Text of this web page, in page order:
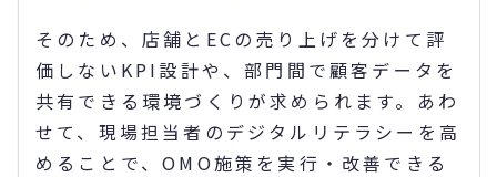
そのため、店舗とECの売り上げを分けて評
価しないKPI設計や、部門間で顧客データを
共有できる環境づくりが求められます。あわ
せて、現場担当者のデジタルリテラシーを高
めることで、OMO施策を実行・改善できる